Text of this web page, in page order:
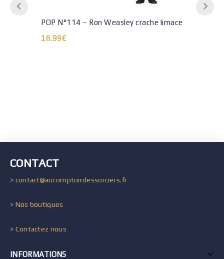
POP N°114 – Ron Weasley crache limace
16.99€
CONTACT
> contact@aucomptoirdessorciers.fr
> Nos boutiques
> Contactez nous
INFORMATIONS